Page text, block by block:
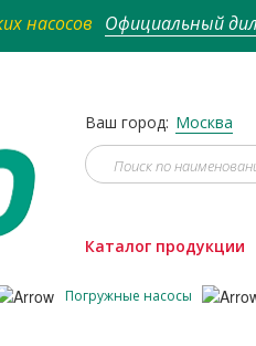
насосов Официальный
Ваш город: Москва
Каталог продукции
Погружные насосы